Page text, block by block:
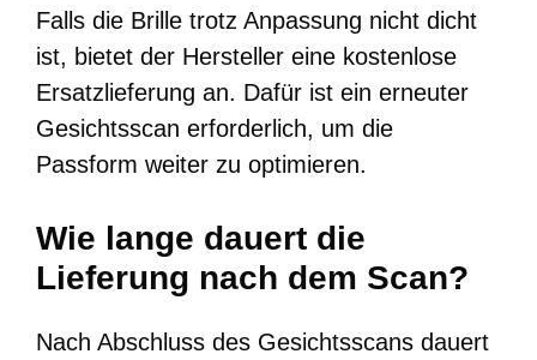
Falls die Brille trotz Anpassung nicht dicht
ist, bietet der Hersteller eine kostenlose
Ersatzlieferung an. Dafür ist ein erneuter
Gesichtsscan erforderlich, um die
Passform weiter zu optimieren.
Wie lange dauert die
Lieferung nach dem Scan?
Nach Abschluss des Gesichtsscans dauert